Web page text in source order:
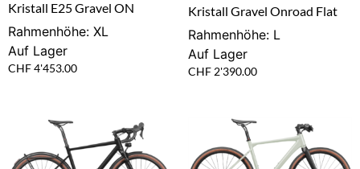
Kristall E25 Gravel ON
Rahmenhöhe: XL
Auf Lager
CHF4'453.00
Kristall Gravel Onroad Flat
Rahmenhöhe: L
Auf Lager
CHF 2'390.00